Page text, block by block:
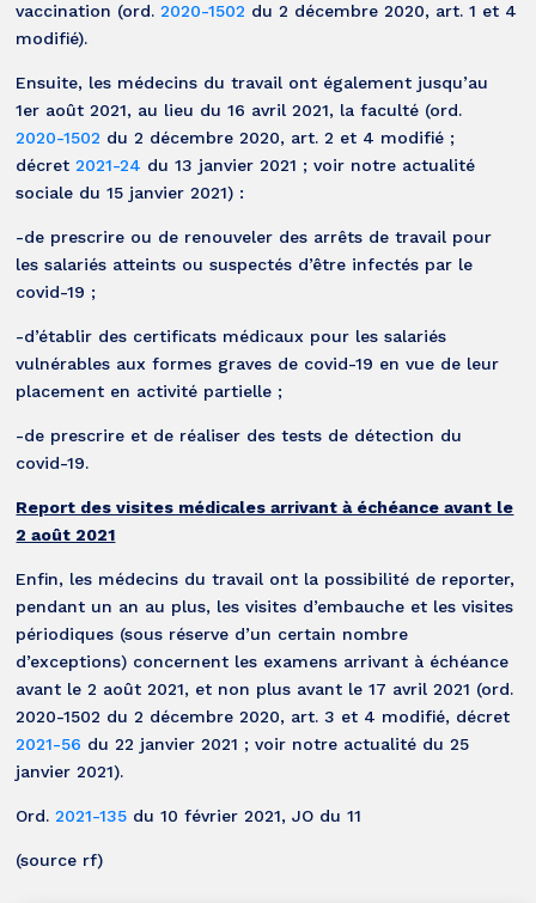
vaccination (ord.2020-1502 du 2 décembre 2020, art. 1 et 4
modifié).
Ensuite, les médecins du travail ont également jusqu’au
1er août 2021, au lieu du 16 avril 2021, la faculté (ord.
2020-1502 du 2 décembre 2020, art. 2 et 4 modifié ;
décret2021-24 du 13 janvier 2021 ; voir notre actualité
sociale du 15 janvier 2021) :
-de prescrire ou de renouveler des arrêts de travail pour
les salariés atteints ou suspectés d’être infectés par le
covid-19 ;
-d’établir des certificats médicaux pour les salariés
vulnérables aux formes graves de covid-19 en vue de leur
placement en activité partielle ;
-de prescrire et de réaliser des tests de détection du
covid-19.
Report des visites médicales arrivant à échéance avant le
2 août 2021
Enfin, les médecins du travail ont la possibilité de reporter,
pendant un an au plus, les visites d’embauche et les visites
périodiques (sous réserve d’un certain nombre
d’exceptions) concernent les examens arrivant à échéance
avant le 2 août 2021, et non plus avant le 17 avril 2021 (ord.
2020-1502 du 2 décembre 2020, art. 3 et 4 modifié, décret
2021-56 du 22 janvier 2021 ; voir notre actualité du 25
janvier 2021).
Ord.2021-135 du 10 février 2021, JO du 11
(source rf)